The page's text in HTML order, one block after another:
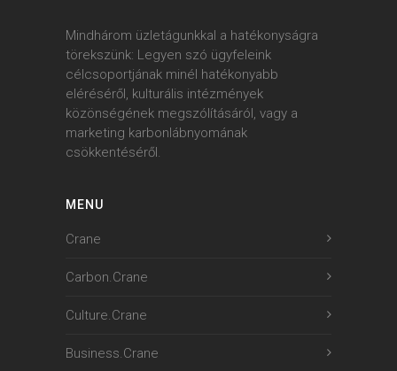
Mindhárom üzletágunkkal a hatékonyságra
törekszünk: Legyen szó ügyfeleink
célcsoportjának minél hatékonyabb
eléréséről, kulturális intézmények
közönségének megszólításáról, vagy a
marketing karbonlábnyomának
csökkentéséről.
MENU
Crane
Carbon.Crane
Culture.Crane
Business.Crane